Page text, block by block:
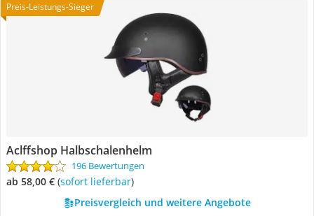
Preis-Leistungs-Sieger
Aclffshop Halbschalenhelm
196 Bewertungen
ab 58,00 € ( Sofort lieferbar)
Preisvergleich und weitere Angebote